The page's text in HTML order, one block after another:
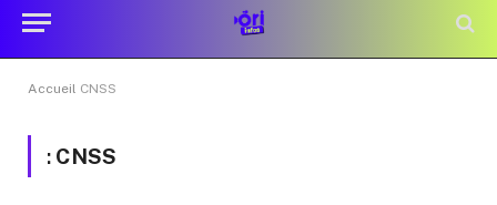
Accueil CNSS
: CNSS